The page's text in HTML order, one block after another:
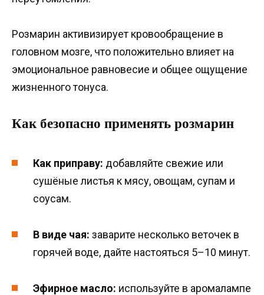
Розмарин активизирует кровообращение в
головном мозге, что положительно влияет на
эмоциональное равновесие и общее ощущение
жизненного тонуса.
Как безопасно применять розмарин
Как приправу: добавляйте свежие или
сушёные листья к мясу, овощам, супам и
соусам.
В виде чая: заварите несколько веточек в
горячей воде, дайте настояться 5–10 минут.
Эфирное масло: используйте в аромалампе